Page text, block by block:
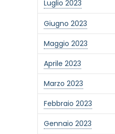
Luglio 2023
Giugno 2023
Maggio 2023
Aprile 2023
Marzo 2023
Febbraio 2023
Gennaio 2023